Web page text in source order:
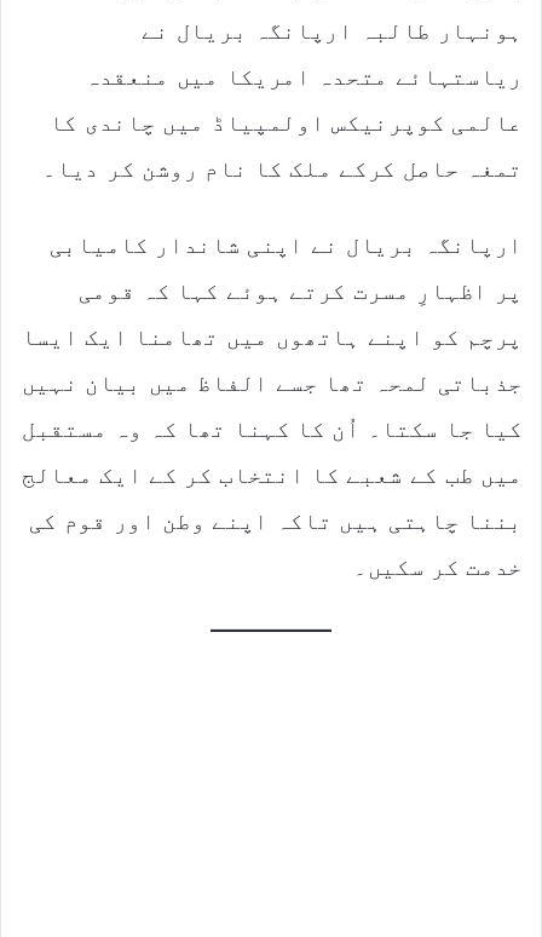
ہونہار طالبہ ارپانگہ بریال نے
ریاستہائے متحدہ امریکا میں منعقدہ
عالمی کوپرنیکس اولمپیاڈ میں چاندی کا
تمغہ حاصل کرکے ملک کا نام روشن کر دیا۔
ارپانگہ بریال نے اپنی شاندار کامیابی
پر اظہارِ مسرت کرتے ہوئے کہا کہ قومی
پرچم کو اپنے ہاتھوں میں تھامنا ایک ایسا
جذباتی لمحہ تھا جسے الفاظ میں بیان نہیں
کیا جا سکتا۔ اُن کا کہنا تھا کہ وہ مستقبل
میں طب کے شعبے کا انتخاب کر کے ایک معالج
بننا چاہتی ہیں تاکہ اپنے وطن اور قوم کی
خدمت کر سکیں۔